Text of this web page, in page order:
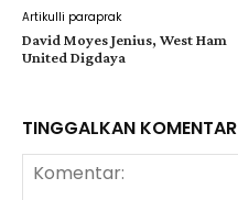
Artikulli paraprak
David Moyes Jenius, West Ham
United Digdaya
TINGGALKAN KOMENTAR